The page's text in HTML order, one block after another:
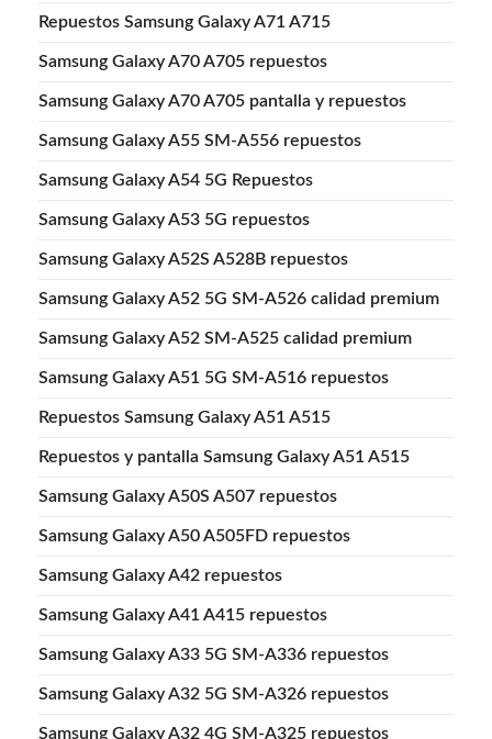
Repuestos Samsung Galaxy A71 A715
Samsung Galaxy A70 A705 repuestos
Samsung Galaxy A70 A705 pantalla y repuestos
Samsung Galaxy A55 SM-A556 repuestos
Samsung Galaxy A54 5G Repuestos
Samsung Galaxy A53 5G repuestos
Samsung Galaxy A52S A528B repuestos
Samsung Galaxy A52 5G SM-A526 calidad premium
Samsung Galaxy A52 SM-A525 calidad premium
Samsung Galaxy A51 5G SM-A516 repuestos
Repuestos Samsung Galaxy A51 A515
Repuestos y pantalla Samsung Galaxy A51 A515
Samsung Galaxy A50S A507 repuestos
Samsung Galaxy A50 A505FD repuestos
Samsung Galaxy A42 repuestos
Samsung Galaxy A41 A415 repuestos
Samsung Galaxy A33 5G SM-A336 repuestos
Samsung Galaxy A32 5G SM-A326 repuestos
Samsung Galaxy A32 4G SM-A325 repuestos